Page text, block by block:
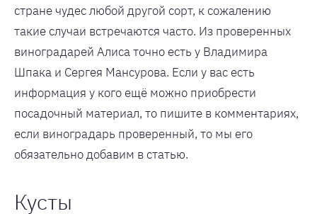
стране чудес любой другой сорт, к сожалению
такие случаи встречаются часто. Из проверенных
виноградарей Алиса точно есть у Владимира
Шпака и Сергея Мансурова. Если у вас есть
информация у кого ещё можно приобрести
посадочный материал, то пишите в комментариях,
если виноградарь проверенный, то мы его
обязательно добавим в статью.
Кусты